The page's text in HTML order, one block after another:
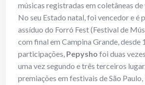
músicas registradas em coletâneas
No seu Estado natal, foi vencedor e é
assíduo do Forró Fest (Festival de
com final em Campina Grande, desde
participações, Pepysho foi duas
uma vez segundo e três terceiros
premiações em festivais de São